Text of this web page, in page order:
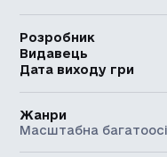
Розробник
Видавець
Дата виходу гри
Жанри
Масштабна